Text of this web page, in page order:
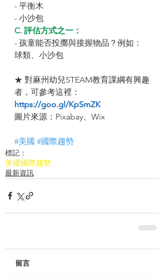
- 平衡木
- 小沙包
C. 評估方式之一：
- 孩童能否投擲與接握物品？例如：
球類、小沙包
★ 對麻州幼兒STEAM教育課綱有興趣
者，可參考這裡：
https://goo.gl/KpSmZK
圖片來源：Pixabay、Wix
#美國 #國際趨勢
標記：
美國國際趨勢
最新資訊
留言